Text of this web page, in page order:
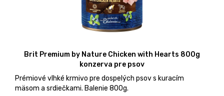
Brit Premium by Nature Chicken with Hearts 800g
konzerva pre psov
Prémiové vlhké krmivo pre dospelých psov s kuracím
mäsom a srdiečkami. Balenie 800g.